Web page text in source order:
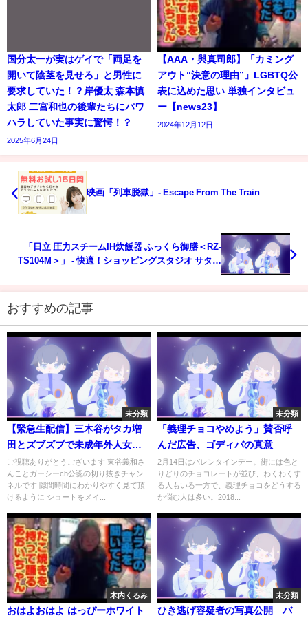
国分太一が実はゲイで「両足を
開いて陰茎を見せろ」と男性に
要求していた！？岸優太 森本慎
太郎 二宮和也の後輩たちにパワ
ハラしていた事実に驚愕！？
2025年6月24日
【AAA・與真司郎】「カミング
アウト“決意の理由”」LGBTQ公
表に込めた思い 単独インタビュ
ー【news23】
2024年12月12日
映画「列車脱獄」- Escape From The Train
「日立 圧力スチームIH炊飯器 ふっくら御膳＜RZ-
TS104M＞」 - 快適！ショッピングスタジオ サタデ
おすすめの記事
未分類
【緊急生配信】三木谷がタカ増
田とズブズブで未成年外人女性
を買ってる方法を暴露します
YouTubeがバンになってもサロ
ンで暴露します #ガーシーch #
ご視聴ありがとうございます 東谷義和さ
んことガーシーch公認の切り抜きチャン
ネルです 隙間時間にわかりやすく見て頂
けるように ショートをメイ...
未分類
「義理チョコやめよう」賛否呼
んだ広告、ゴディバの真意
2月14日はバレンタインデー。街には色と
りどりのチョコレートが並び、わくわくす
る人もいる一方で、義理チョコをどうする
か悩む人は多い。2018...
木内くるみ
おはよおはよ はっぴーホワイト
未分類
ひき逃げ容疑者の写真公開 バ